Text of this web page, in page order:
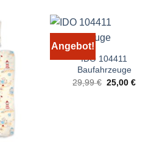
Angebot!
IDO 104411
Baufahrzeuge
29,99€ Ursprünglicher
25,00€Aktueller